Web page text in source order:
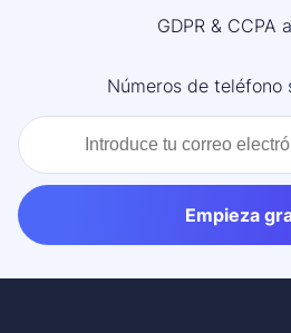
GDPR & CCPA
Números de teléfono
Empieza